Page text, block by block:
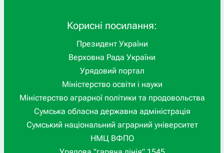
Корисні посилання:
Президент України
Верховна Рада України
Урядовий портал
Міністерство освіти і науки
Міністерство аграрної політики та продовольства
Сумська обласна державна адміністрація
Сумський національний аграрний університет
НМЦ ВФПО